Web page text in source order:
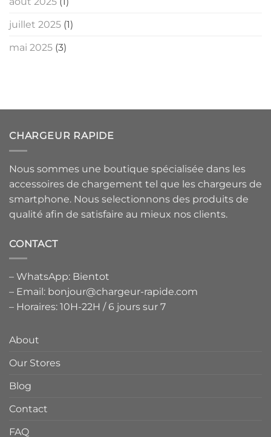
juillet 2025 (1)
mai 2025 (3)
CHARGEUR RAPIDE
Nous sommes une boutique spécialisée dans les
accessoires de chargement tel que les chargeurs de
smartphone. Nous selectionnons des produits de
qualité afin de satisfaire au mieux nos clients.
CONTACT
– WhatsApp: Bientot
– Email: bonjour@chargeur-rapide.com
– Horaires: 10H-22H / 6 jours sur 7
About
Our Stores
Blog
Contact
FAQ